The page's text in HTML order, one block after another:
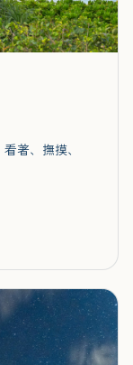
著、撫摸、